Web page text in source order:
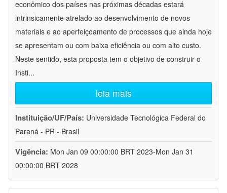
econômico dos países nas próximas décadas estará
intrinsicamente atrelado ao desenvolvimento de novos
materiais e ao aperfeiçoamento de processos que ainda hoje
se apresentam ou com baixa eficiência ou com alto custo.
Neste sentido, esta proposta tem o objetivo de construir o
Insti...
leia mais
Instituição/UF/País: Universidade Tecnológica Federal do
Paraná - PR - Brasil
Vigência: Mon Jan 09 00:00:00 BRT 2023-Mon Jan 31
00:00:00 BRT 2028